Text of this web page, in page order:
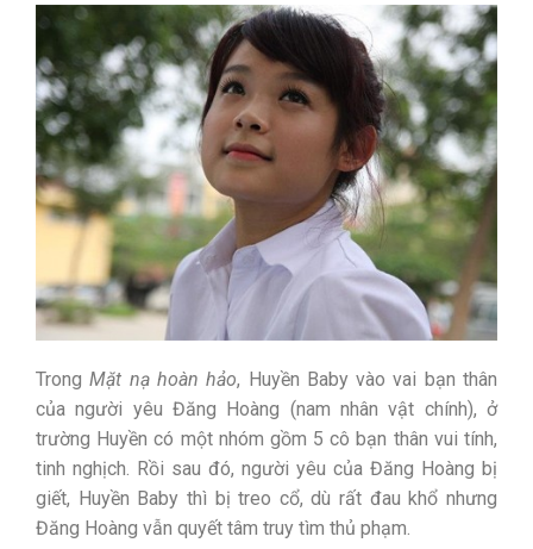
TrongMặt nạ hoàn hảo, Huyền Baby vào vai bạn thân
của người yêu Đăng Hoàng (nam nhân vật chính), ở
trường Huyền có một nhóm gồm 5 cô bạn thân vui tính,
tinh nghịch. Rồi sau đó, người yêu của Đăng Hoàng bị
giết, Huyền Baby thì bị treo cổ, dù rất đau khổ nhưng
Đăng Hoàng vẫn quyết tâm truy tìm thủ phạm.